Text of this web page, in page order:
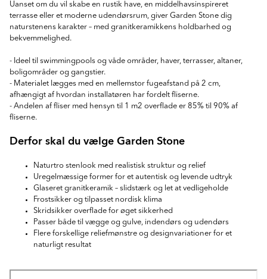
Uanset om du vil skabe en rustik have, en middelhavsinspireret
terrasse eller et moderne udendørsrum, giver Garden Stone dig
naturstenens karakter – med granitkeramikkens holdbarhed og
bekvemmelighed.
- Ideel til swimmingpools og våde områder, haver, terrasser, altaner,
boligområder og gangstier.
- Materialet lægges med en mellemstor fugeafstand på 2 cm,
afhængigt af hvordan installatøren har fordelt fliserne.
- Andelen af fliser med hensyn til 1 m2 overflade er 85% til 90% af
fliserne.
Derfor skal du vælge Garden Stone
Naturtro stenlook med realistisk struktur og relief
Uregelmæssige former for et autentisk og levende udtryk
Glaseret granitkeramik – slidstærk og let at vedligeholde
Frostsikker og tilpasset nordisk klima
Skridsikker overflade for øget sikkerhed
Passer både til vægge og gulve, indendørs og udendørs
Flere forskellige reliefmønstre og designvariationer for et
naturligt resultat